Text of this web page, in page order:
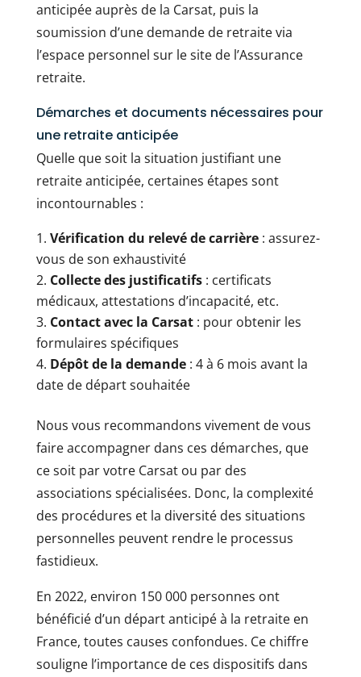
anticipée auprès de la Carsat, puis la
soumission d’une demande de retraite via
l’espace personnel sur le site de l’Assurance
retraite.
Démarches et documents nécessaires pour
une retraite anticipée
Quelle que soit la situation justifiant une
retraite anticipée, certaines étapes sont
incontournables :
Vérification du relevé de carrière: assurez-
vous de son exhaustivité
Collecte des justificatifs: certificats
médicaux, attestations d’incapacité, etc.
Contact avec la Carsat: pour obtenir les
formulaires spécifiques
Dépôt de la demande: 4 à 6 mois avant la
date de départ souhaitée
Nous vous recommandons vivement de vous
faire accompagner dans ces démarches, que
ce soit par votre Carsat ou par des
associations spécialisées. Donc, la complexité
des procédures et la diversité des situations
personnelles peuvent rendre le processus
fastidieux.
En 2022, environ 150 000 personnes ont
bénéficié d’un départ anticipé à la retraite en
France, toutes causes confondues. Ce chiffre
souligne l’importance de ces dispositifs dans